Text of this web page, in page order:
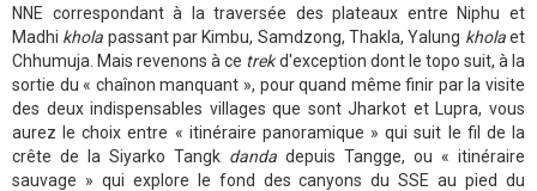
NNE correspondant à la traversée des plateaux entre Niphu et
Madhi khola passant par Kimbu, Samdzong, Thakla, Yalung kholaet
Chhumuja. Mais revenons à ce trekd'exception dont le topo suit, à la
sortie du « chaînon manquant », pour quand même finir par la visite
des deux indispensables villages que sont Jharkot et Lupra, vous
aurez le choix entre « itinéraire panoramique » qui suit le fil de la
crête de la Siyarko Tangk danda depuis Tangge, ou « itinéraire
sauvage » qui explore le fond des canyons du SSE au pied du